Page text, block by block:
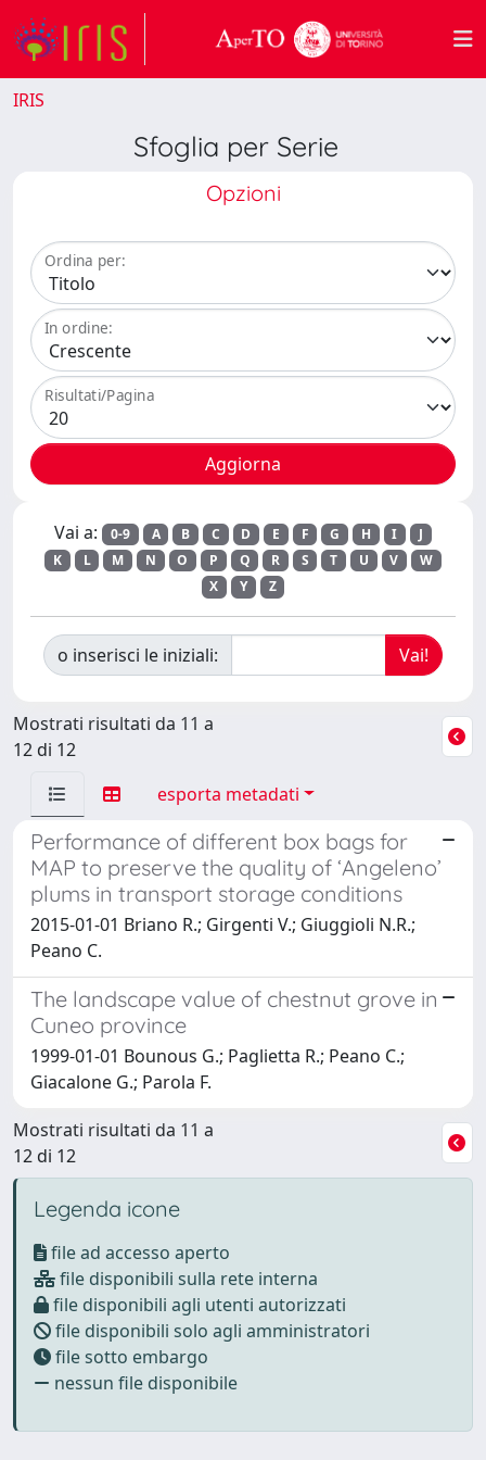
IRIS
Sfoglia per Serie
Opzioni
Ordina per:
In ordine:
Risultati/Pagina
Vai a: 0-9 A B C D E F G H I
J
K
L M N O P Q R S T U V
W
X
Y Z
o inserisci le iniziali:
Mostrati risultati da 11 a
12 di 12
esporta metadati
Performance of different box bags for
MAP to preserve the quality of ‘Angeleno’
plums in transport storage conditions
2015-01-01 Briano R.; Girgenti V.; Giuggioli N.R.;
Peano C.
The landscape value of chestnut grove in
Cuneo province
1999-01-01 Bounous G.; Paglietta R.; Peano C.;
Giacalone G.; Parola F.
Mostrati risultati da 11 a
12 di 12
Legenda icone
file ad accesso aperto
file disponibili sulla rete interna
file disponibili agli utenti autorizzati
file disponibili solo agli amministratori
file sotto embargo
nessun file disponibile